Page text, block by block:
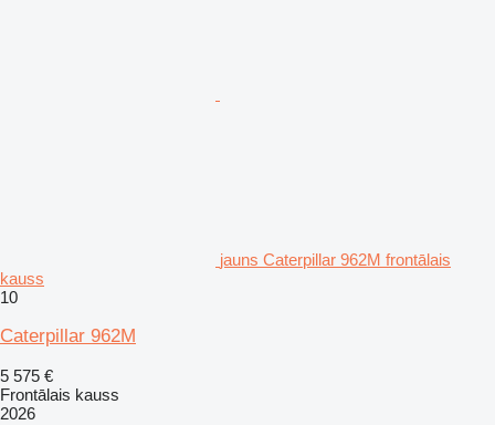
jauns Caterpillar 962M frontālais
kauss
10
Caterpillar 962M
5 575 €
Frontālais kauss
2026